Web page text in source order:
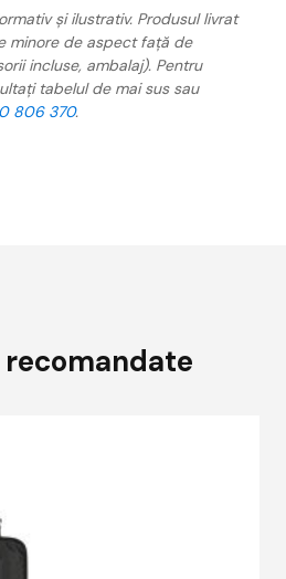
și ilustrativ. Produsul livrat
minore de aspect față de
incluse, ambalaj). Pentru
tabelul de mai sus sau
806 370.
recomandate